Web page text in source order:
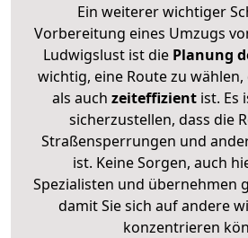
Ein weiterer wichtiger
Vorbereitung eines Umzugs
Ludwigslust ist die Planung
wichtig, eine Route zu
als auch zeiteffizientist. Es
sicherzustellen, dass die
Straßensperrungen und
ist. Keine Sorgen, auch
Spezialisten und übernehmen
damit Sie sich auf andere
konzentrieren